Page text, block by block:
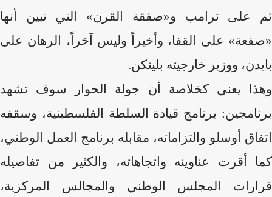
ثم على ترامب و«صفقة القرن» التي تبين أنها
«صفعة» على القفا، وأخيراً وليس آخراً، الرهان على
بايدن، ووزير خارجيته بلينكن.
وهذا يعني كخلاصة أن جولة الحوار سوف تشهد
برنامجين: برنامج قيادة السلطة الفلسطينية، وسقفه
اتفاق أوسلو والتزاماته، مقابله برنامج العمل الوطني،
كما أقرت عناوينه واتجاهاته، والكثير من تفاصيله
قرارات المجلس الوطني والمجالس المركزية،